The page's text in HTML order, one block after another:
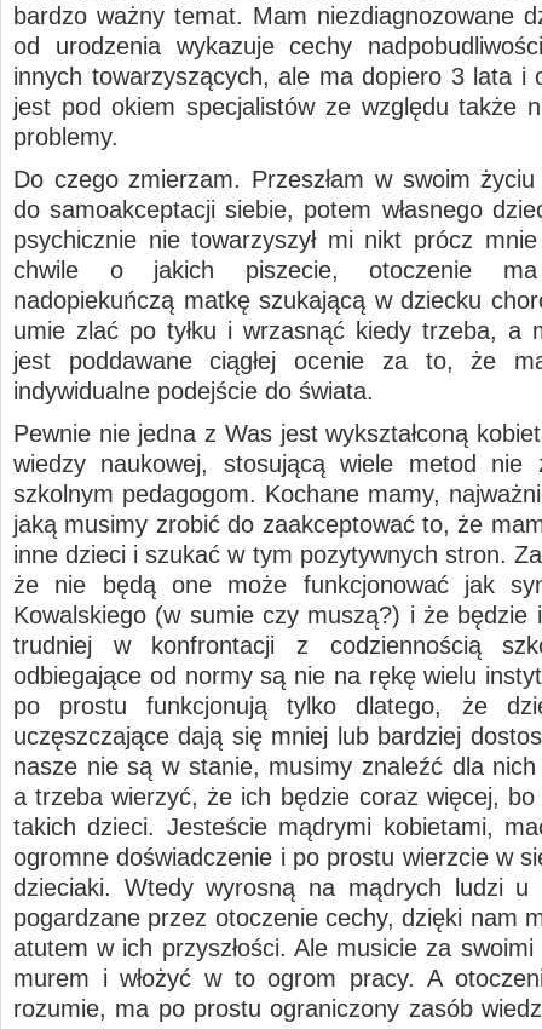
bardzo ważny temat. Mam niezdiagnozowane
od urodzenia wykazuje cechy
innych towarzyszących, ale ma dopiero 3 lata i
jest pod okiem specjalistów ze względu także
problemy.
Do czego zmierzam. Przeszłam w swoim życiu
do samoakceptacji siebie, potem własnego
psychicznie nie towarzyszył mi nikt prócz mnie
chwile o jakich piszecie, otoczenie
nadopiekuńczą matkę szukającą w dziecku
umie zlać po tyłku i wrzasnąć kiedy trzeba, a
jest poddawane ciągłej ocenie za to, że
indywidualne podejście do świata.
Pewnie nie jedna z Was jest wykształconą
wiedzy naukowej, stosującą wiele metod nie
szkolnym pedagogom. Kochane mamy,
jaką musimy zrobić do zaakceptować to, że
inne dzieci i szukać w tym pozytywnych stron.
że nie będą one może funkcjonować jak
Kowalskiego (w sumie czy muszą?) i że będzie
trudniej w konfrontacji z codziennością
odbiegające od normy są nie na rękę wielu
po prostu funkcjonują tylko dlatego, że
uczęszczające dają się mniej lub bardziej
nasze nie są w stanie, musimy znaleźć dla
a trzeba wierzyć, że ich będzie coraz więcej, bo
takich dzieci. Jesteście mądrymi kobietami,
ogromne doświadczenie i po prostu wierzcie w
dzieciaki. Wtedy wyrosną na mądrych ludzi u
pogardzane przez otoczenie cechy, dzięki nam
atutem w ich przyszłości. Ale musicie za
murem i włożyć w to ogrom pracy. A
rozumie, ma po prostu ograniczony zasób